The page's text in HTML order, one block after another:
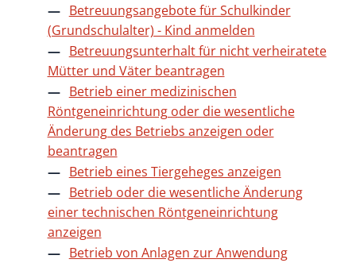
Betreuungsangebote für Schulkinder
(Grundschulalter) - Kind anmelden
Betreuungsunterhalt für nicht verheiratete
Mütter und Väter beantragen
Betrieb einer medizinischen
Röntgeneinrichtung oder die wesentliche
Änderung des Betriebs anzeigen oder
beantragen
Betrieb eines Tiergeheges anzeigen
Betrieb oder die wesentliche Änderung
einer technischen Röntgeneinrichtung
anzeigen
Betrieb von Anlagen zur Anwendung